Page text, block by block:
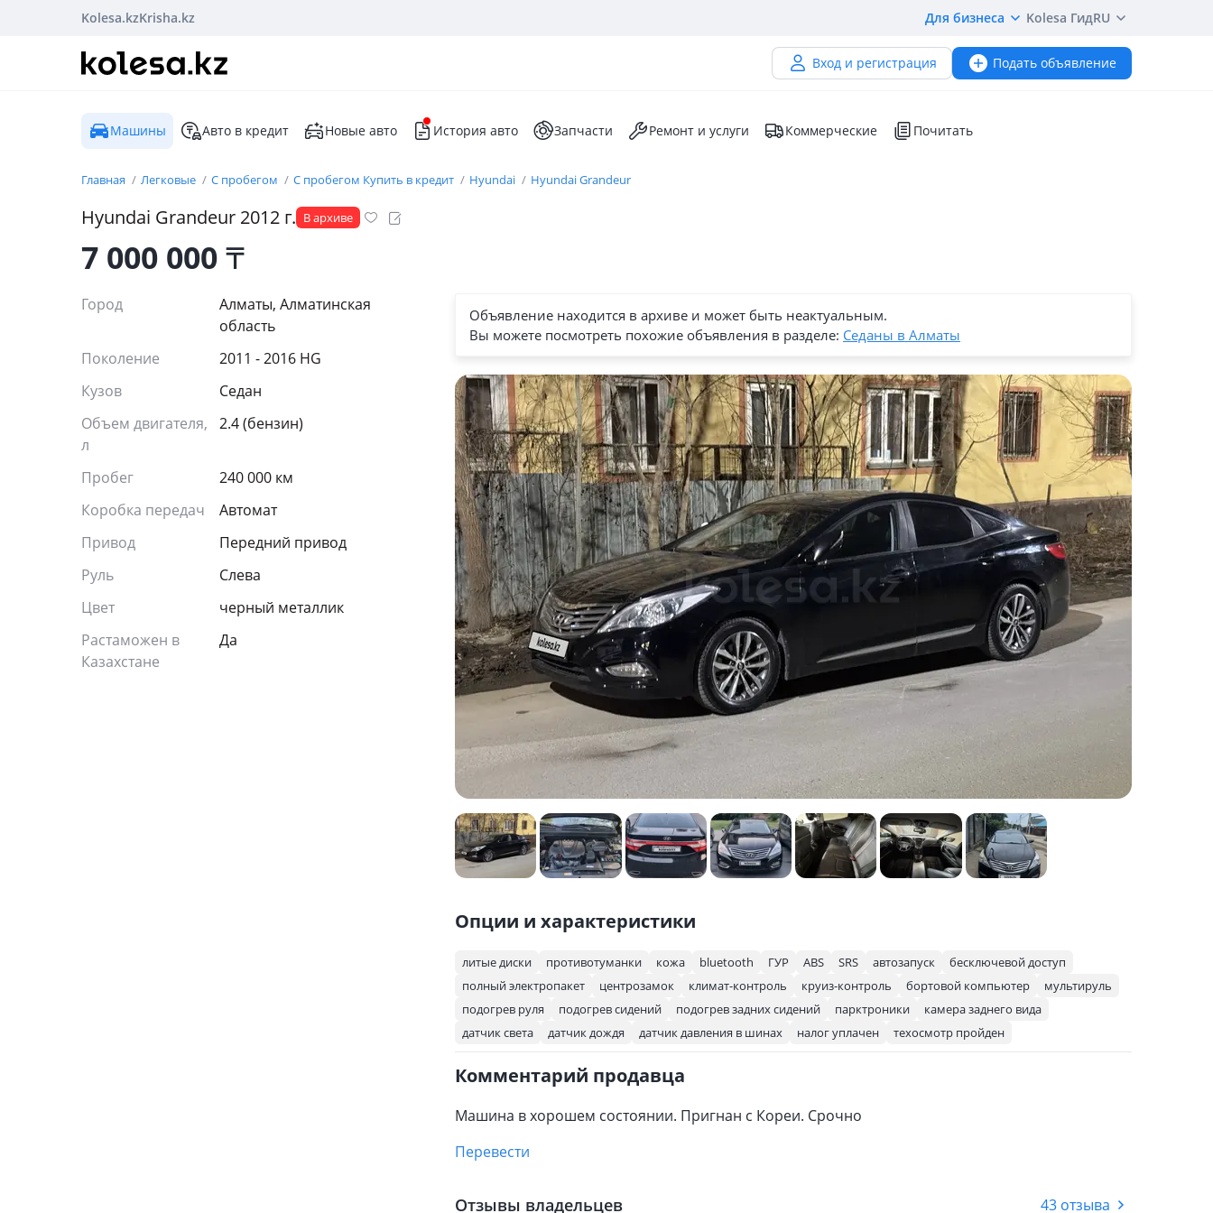
Kolesa.kzKrisha.kz Для бизнеса Kolesa ГидRU
Вход и регистрация Подать объявление
Машины Авто в кредит Новые авто История авто Запчасти Ремонт и услуги Коммерческие Почитать
Главная Легковые С пробегом С пробегом Купить в кредит Hyundai Hyundai Grandeur
Hyundai Grandeur 2012 г. В архиве
7 000 000₸
Город
Алматы, Алматинская
область
Поколение
2011 - 2016 HG
Кузов
Седан
Объем двигателя,
л
2.4 (бензин)
Пробег
240 000 км
Коробка передач
Автомат
Привод
Передний привод
Руль
Слева
Цвет
черный металлик
Растаможен в
Казахстане
Да
Объявление находится в архиве и может быть неактуальным.
Вы можете посмотреть похожие объявления в разделе: Седаны в Алматы
Опции и характеристики
литые диски противотуманки кожа bluetooth ГУР ABS SRS автозапуск
бесключевой доступ
полный электропакет
центрозамок климат-контроль круиз-контроль бортовой компьютер
мультируль
подогрев руля
подогрев сидений подогрев задних сидений парктроники
камера заднего вида
датчик света
датчик дождя датчик давления в шинах налог уплачен техосмотр пройден
Комментарий продавца
Машина в хорошем состоянии. Пригнан с Кореи. Срочно
Перевести
Отзывы владельцев 43 отзыва